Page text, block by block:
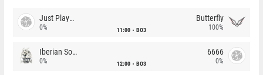
Just Players
0% 11:00 BO3
Butterfly
100%
Iberian Soul
0% 12:00 BO3
6666
0%